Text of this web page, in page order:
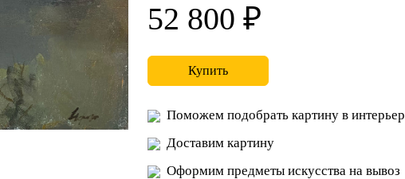
52 800 ₽
Купить
Поможем подобрать картину в интерьер
Доставим картину
Оформим предметы искусства на вывоз